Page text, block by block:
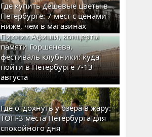
Где купить дешевые цветы в
Петербурге: 7 мест с ценами
ниже, чем в магазинах
Пикник Афиши, концерты
памяти Горшенева,
фестиваль клубники: куда
пойти в Петербурге 7-13
августа
Где отдохнуть у озера в жару:
ТОП-3 места Петербурга для
спокойного дня